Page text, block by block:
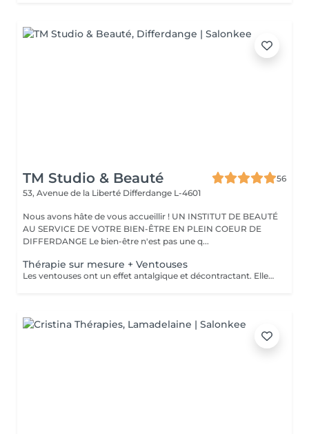
TM Studio & Beauté
56
53, Avenue de la Liberté Differdange L-4601
Nous avons hâte de vous accueillir ! UN INSTITUT DE BEAUTÉ
AU SERVICE DE VOTRE BIEN-ÊTRE EN PLEIN COEUR DE
DIFFERDANGE Le bien-être n'est pas une q...
Thérapie sur mesure + Ventouses
Les ventouses ont un effet antalgique et décontractant. Elles sont recommandées pour soigner différentes lésions musculaires et articulaires : entorses bénignes, contractures, élongations, crampes, lombalgies, tendinites. Les traitement par ventouses sont combinés avec des massages local avec technique isolées et massage relaxant.